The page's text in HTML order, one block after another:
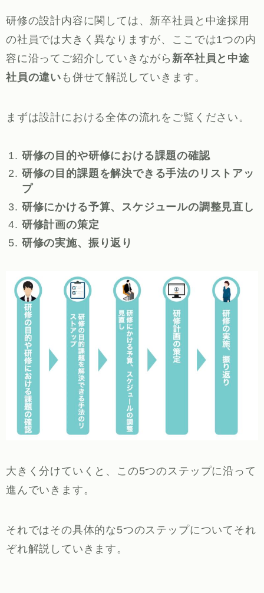
研修の設計内容に関しては、新卒社員と中途採用
の社員では大きく異なりますが、ここでは1つの内
容に沿ってご紹介していきながら新卒社員と中途
社員の違い も併せて解説していきます。
まずは設計における全体の流れをご覧ください。
研修の目的や研修における課題の確認
研修の目的課題を解決できる手法のリストアッ
プ
研修にかける予算、スケジュールの調整見直し
研修計画の策定
研修の実施、振り返り
大きく分けていくと、この5つのステップに沿って
進んでいきます。
それではその具体的な5つのステップについてそれ
ぞれ解説していきます。